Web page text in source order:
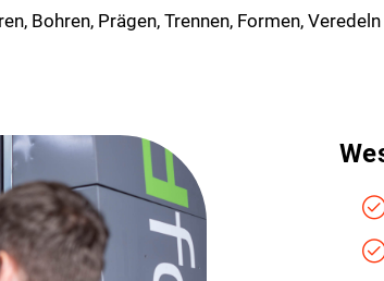
Bohren, Prägen, Trennen, Formen,